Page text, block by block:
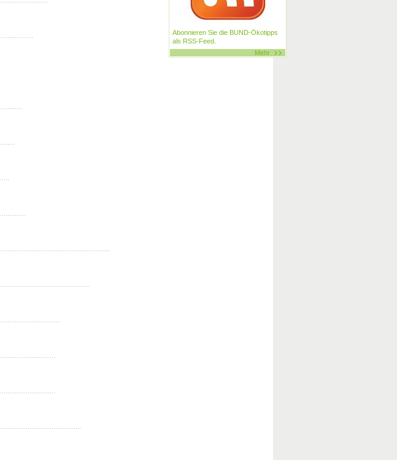
Abonnieren Sie die BUND-Ökotipps
als RSS-Feed.
Mehr